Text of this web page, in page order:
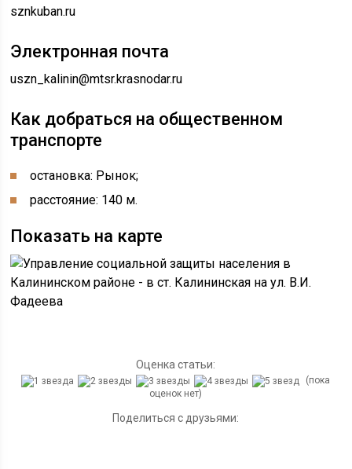
sznkuban.ru
Электронная почта
uszn_kalinin@mtsr.krasnodar.ru
Как добраться на общественном
транспорте
остановка: Рынок;
расстояние: 140 м.
Показать на карте
Оценка статьи:
(пока
оценок нет)
Поделиться с друзьями: